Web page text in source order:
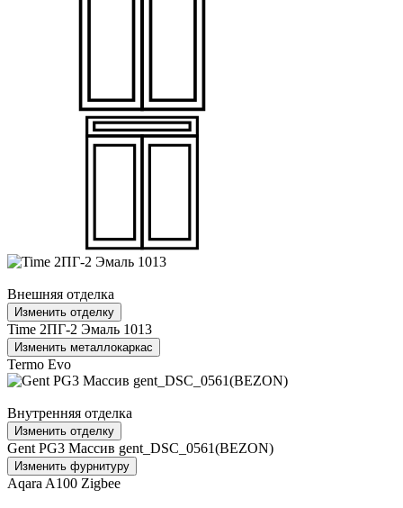
Внешняя отделка
Изменить отделку
Time 2ПГ-2 Эмаль 1013
Изменить металлокаркас
Termo Evo
Внутренняя отделка
Изменить отделку
Gent PG3 Массив gent_DSC_0561(BEZON)
Изменить фурнитуру
Aqara A100 Zigbee